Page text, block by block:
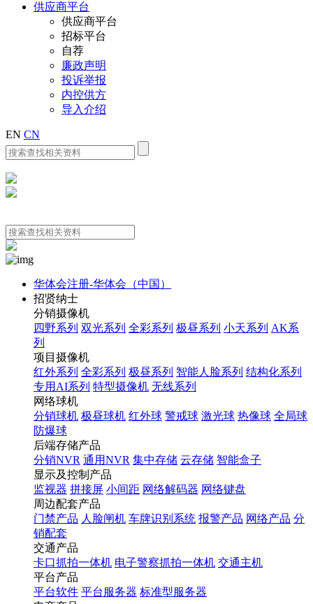
供应商平台
供应商平台
招标平台
自荐
廉政声明
投诉举报
内控供方
导入介绍
EN CN
华体会注册-华体会（中国）
招贤纳士
分销摄像机
四野系列 双光系列 全彩系列 极昼系列 小天系列 AK系
列
项目摄像机
红外系列 全彩系列 极昼系列 智能人脸系列 结构化系列
专用AI系列 特型摄像机 无线系列
网络球机
分销球机 极昼球机 红外球 警戒球 激光球 热像球 全局球
防爆球
后端存储产品
分销NVR 通用NVR 集中存储 云存储 智能盒子
显示及控制产品
监视器 拼接屏 小间距 网络解码器 网络键盘
周边配套产品
门禁产品 人脸闸机 车牌识别系统 报警产品 网络产品 分
销配套
交通产品
卡口抓拍一体机 电子警察抓拍一体机 交通主机
平台产品
平台软件 平台服务器 标准型服务器